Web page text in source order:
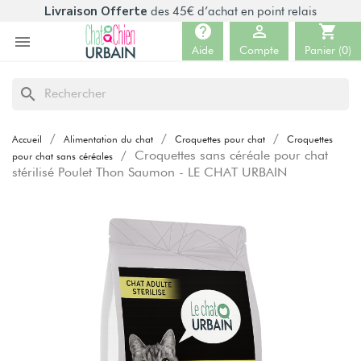
Livraison Offerte des 45€ d’achat en point relais

shopping_cart
Panier (0)
help
Aide

Compte
search
Accueil Alimentation du chat Croquettes pour chat
Croquettes
pour chat sans céréales
Croquettes sans céréale pour chat
stérilisé Poulet Thon Saumon - LE CHAT URBAIN